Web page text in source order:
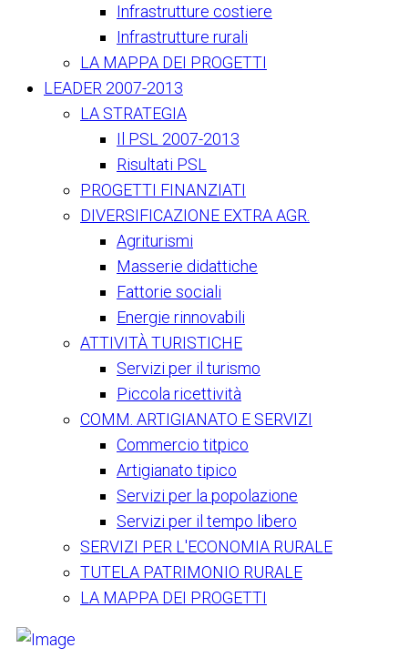
Infrastrutture costiere
Infrastrutture rurali
LA MAPPA DEI PROGETTI
LEADER 2007-2013
LA STRATEGIA
Il PSL 2007-2013
Risultati PSL
PROGETTI FINANZIATI
DIVERSIFICAZIONE EXTRA AGR.
Agriturismi
Masserie didattiche
Fattorie sociali
Energie rinnovabili
ATTIVITÀ TURISTICHE
Servizi per il turismo
Piccola ricettività
COMM. ARTIGIANATO E SERVIZI
Commercio titpico
Artigianato tipico
Servizi per la popolazione
Servizi per il tempo libero
SERVIZI PER L'ECONOMIA RURALE
TUTELA PATRIMONIO RURALE
LA MAPPA DEI PROGETTI